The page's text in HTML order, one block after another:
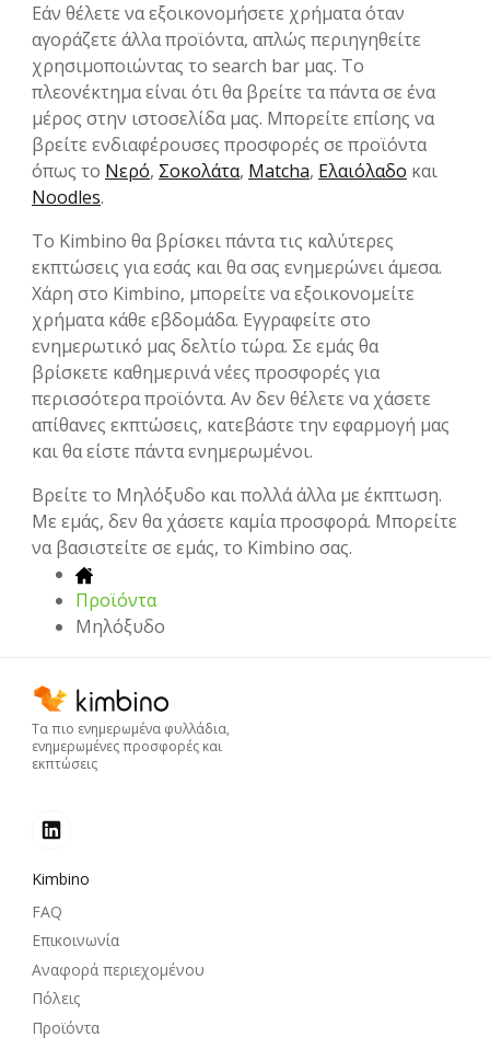
Εάν θέλετε να εξοικονομήσετε χρήματα όταν
αγοράζετε άλλα προϊόντα, απλώς περιηγηθείτε
χρησιμοποιώντας το search bar μας. Το
πλεονέκτημα είναι ότι θα βρείτε τα πάντα σε ένα
μέρος στην ιστοσελίδα μας. Μπορείτε επίσης να
βρείτε ενδιαφέρουσες προσφορές σε προϊόντα
όπως το Νερό, Σοκολάτα, Matcha, Ελαιόλαδο και
Noodles.
Το Kimbino θα βρίσκει πάντα τις καλύτερες
εκπτώσεις για εσάς και θα σας ενημερώνει άμεσα.
Χάρη στο Kimbino, μπορείτε να εξοικονομείτε
χρήματα κάθε εβδομάδα. Εγγραφείτε στο
ενημερωτικό μας δελτίο τώρα. Σε εμάς θα
βρίσκετε καθημερινά νέες προσφορές για
περισσότερα προϊόντα. Αν δεν θέλετε να χάσετε
απίθανες εκπτώσεις, κατεβάστε την εφαρμογή μας
και θα είστε πάντα ενημερωμένοι.
Βρείτε το Μηλόξυδο και πολλά άλλα με έκπτωση.
Με εμάς, δεν θα χάσετε καμία προσφορά. Μπορείτε
να βασιστείτε σε εμάς, το Kimbino σας.
Προϊόντα
Μηλόξυδο
Τα πιο ενημερωμένα φυλλάδια,
ενημερωμένες προσφορές και
εκπτώσεις
Kimbino
FAQ
Επικοινωνία
Αναφορά περιεχομένου
Πόλεις
Προϊόντα